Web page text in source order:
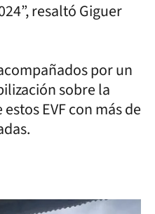
resaltó Giguer
por un
sobre la
EVF con más de